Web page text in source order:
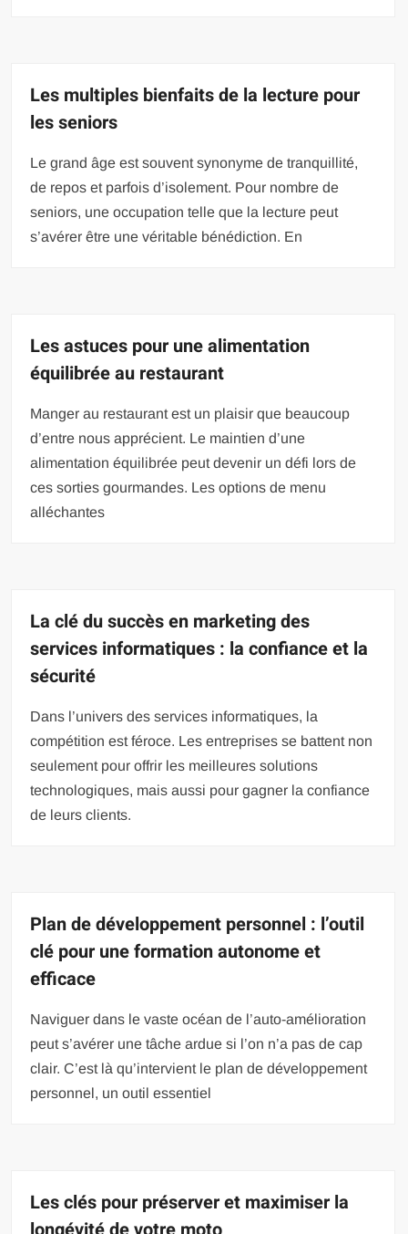
Les multiples bienfaits de la lecture pour
les seniors
Le grand âge est souvent synonyme de tranquillité,
de repos et parfois d’isolement. Pour nombre de
seniors, une occupation telle que la lecture peut
s’avérer être une véritable bénédiction. En
Les astuces pour une alimentation
équilibrée au restaurant
Manger au restaurant est un plaisir que beaucoup
d’entre nous apprécient. Le maintien d’une
alimentation équilibrée peut devenir un défi lors de
ces sorties gourmandes. Les options de menu
alléchantes
La clé du succès en marketing des
services informatiques : la confiance et la
sécurité
Dans l’univers des services informatiques, la
compétition est féroce. Les entreprises se battent non
seulement pour offrir les meilleures solutions
technologiques, mais aussi pour gagner la confiance
de leurs clients.
Plan de développement personnel : l’outil
clé pour une formation autonome et
efficace
Naviguer dans le vaste océan de l’auto-amélioration
peut s’avérer une tâche ardue si l’on n’a pas de cap
clair. C’est là qu’intervient le plan de développement
personnel, un outil essentiel
Les clés pour préserver et maximiser la